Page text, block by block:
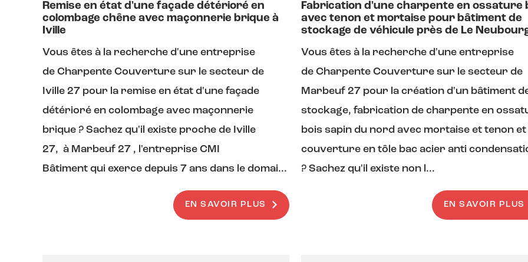
Remise en état d'une façade détérioré en
colombage chêne avec maçonnerie brique à
Iville
Vous êtes à la recherche d'une entreprise
de Charpente Couverture sur le secteur de
Iville 27 pour la remise en état d'une façade
détérioré en colombage avec maçonnerie
brique ? Sachez qu'il existe proche de Iville
27, à Marbeuf 27 , l'entreprise CMI
Bâtiment qui exerce depuis 7 ans dans le domai...
EN SAVOIR PLUS
Fabrication d'une charpente en ossature
avec tenon et mortaise pour bâtiment de
stockage de véhicule près de Le
Vous êtes à la recherche d'une entreprise
de Charpente Couverture sur le secteur de
Marbeuf 27 pour la création d'un bâtiment
stockage, fabrication de charpente en
bois sapin du nord avec mortaise et tenon et
couverture en tôle bac acier anti
? Sachez qu'il existe non l...
EN SAVOIR PLUS